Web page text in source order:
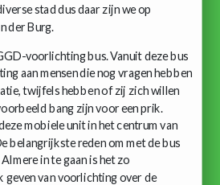
stad dus daar zijn we op
der Burg.
voorlichting bus. Vanuit deze bus
aan mensen die nog vragen hebben
twijfels hebben of zij zich willen
bang zijn voor een prik.
mobiele unit in het centrum van
belangrijkste reden om met de bus
in te gaan is het zo
van voorlichting over de